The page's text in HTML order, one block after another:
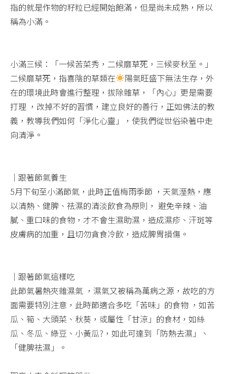
指的就是作物的籽粒已經開始飽滿，但是尚未成熟，所以
稱為小滿。​
小滿三候：「一候苦菜秀，二候靡草死，三候麥秋至。」
二候靡草死，指喜陰的草類在
陽氣旺盛下無法生存，外
在的環境此時會進行整理，拔除雜草，「內心」更是需要
打理 ，改掉不好的習慣，建立良好的善行，正如佛法的教
義，教導我們如何「淨化心靈」，使我們從世俗染著中走
向清淨。​
｜跟著節氣養生​
5月下旬至小滿節氣，此時正值梅雨季節 ，天氣溼熱，應
以清熱、健脾、祛濕的清淡飲食為原則， 避免辛辣、油
膩、重口味的食物，才不會生濕助濕，造成濕疹、汗斑等
皮膚病的加重，且切勿貪食冷飲，造成脾胃損傷。​
｜跟著節氣這樣吃​
此節氣暑熱夾雜濕氣 ，濕氣又被稱為萬病之源，故吃的方
面需要特別注意，此時節適合多吃「苦味」的食物 ，如苦
瓜、筍、大頭菜、秋葵，或屬性「甘涼」的食材，如絲
瓜、冬瓜、綠豆、小黃瓜?，如此可達到「防熱去濕」、
「健脾祛濕」。​